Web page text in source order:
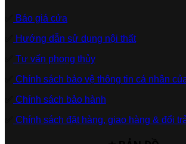
Báo giá cửa
Hướng dẫn sử dụng nội thất
Tư vấn phong thủy
Chính sách bảo vệ thông tin cá nhân
Chính sách bảo hành
Chính sách đặt hàng, giao hàng & đổi